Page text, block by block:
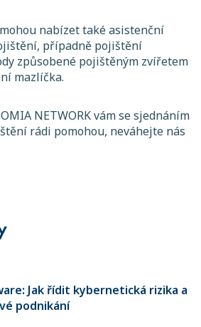
nabízet také asistenční
případně pojištění
způsobené pojištěným zvířetem
mazlíčka.
NETWORK vám se sjednáním
rádi pomohou, neváhejte nás
Jak řídit kybernetická rizika a
podnikání